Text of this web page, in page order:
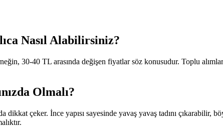
Nasıl Alabilirsiniz?
30-40 TL arasında değişen fiyatlar söz konusudur. Toplu
Olmalı?
dikkat çeker. İnce yapısı sayesinde yavaş yavaş tadını